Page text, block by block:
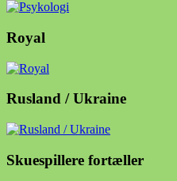
Royal
Rusland / Ukraine
Skuespillere fortæller